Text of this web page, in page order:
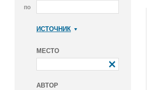
по
ИСТОЧНИК
МЕСТО
АВТОР